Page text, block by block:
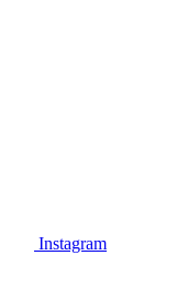
Instagram